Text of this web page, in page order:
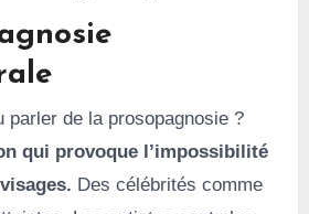
parler de la prosopagnosie ?
qui provoque l’impossibilité
Des célébrités comme